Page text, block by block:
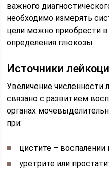
важного
необходимо измерять
цели можно приобрести
определения глюкозы
Источники
Увеличение численности
связано с развитием
органах
при:
цистите – воспалении
уретрите или